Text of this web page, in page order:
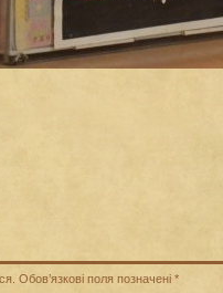
Обов’язкові поля позначені *